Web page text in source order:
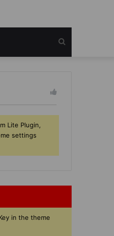
Lite Plugin,
settings
in the theme